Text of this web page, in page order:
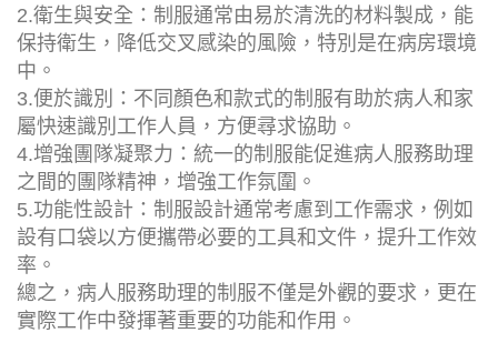
2.衛生與安全：制服通常由易於清洗的材料製成，能
保持衛生，降低交叉感染的風險，特別是在病房環境
中。
3.便於識別：不同顏色和款式的制服有助於病人和家
屬快速識別工作人員，方便尋求協助。
4.增強團隊凝聚力：統一的制服能促進病人服務助理
之間的團隊精神，增強工作氛圍。
5.功能性設計：制服設計通常考慮到工作需求，例如
設有口袋以方便攜帶必要的工具和文件，提升工作效
率。
總之，病人服務助理的制服不僅是外觀的要求，更在
實際工作中發揮著重要的功能和作用。